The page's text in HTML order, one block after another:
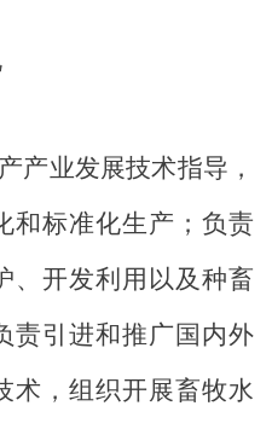
产业发展技术指导，
和标准化生产；负责
、开发利用以及种畜
责引进和推广国内外
术，组织开展畜牧水